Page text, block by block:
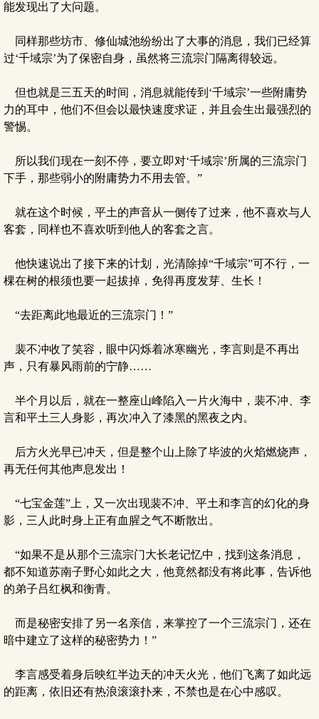
能发现出了大问题。
同样那些坊市、修仙城池纷纷出了大事的消息，我们已经算
过‘千域宗’为了保密自身，虽然将三流宗门隔离得较远。
但也就是三五天的时间，消息就能传到‘千域宗’一些附庸势
力的耳中，他们不但会以最快速度求证，并且会生出最强烈的
警惕。
所以我们现在一刻不停，要立即对‘千域宗’所属的三流宗门
下手，那些弱小的附庸势力不用去管。”
就在这个时候，平土的声音从一侧传了过来，他不喜欢与人
客套，同样也不喜欢听到他人的客套之言。
他快速说出了接下来的计划，光清除掉“千域宗”可不行，一
棵在树的根须也要一起拔掉，免得再度发芽、生长！
“去距离此地最近的三流宗门！”
裴不冲收了笑容，眼中闪烁着冰寒幽光，李言则是不再出
声，只有暴风雨前的宁静……
半个月以后，就在一整座山峰陷入一片火海中，裴不冲、李
言和平土三人身影，再次冲入了漆黑的黑夜之内。
后方火光早已冲天，但是整个山上除了毕波的火焰燃烧声，
再无任何其他声息发出！
“七宝金莲”上，又一次出现裴不冲、平土和李言的幻化的身
影，三人此时身上正有血腥之气不断散出。
“如果不是从那个三流宗门大长老记忆中，找到这条消息，
都不知道苏南子野心如此之大，他竟然都没有将此事，告诉他
的弟子吕红枫和衡青。
而是秘密安排了另一名亲信，来掌控了一个三流宗门，还在
暗中建立了这样的秘密势力！”
李言感受着身后映红半边天的冲天火光，他们飞离了如此远
的距离，依旧还有热浪滚滚扑来，不禁也是在心中感叹。